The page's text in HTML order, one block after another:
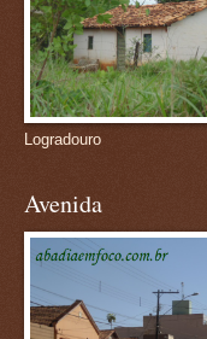
Logradouro
Avenida